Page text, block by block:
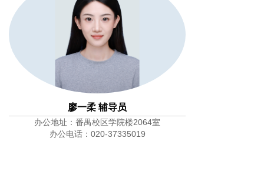
廖一柔 辅导员
办公地址：番禺校区学院楼2064室
办公电话：020-37335019